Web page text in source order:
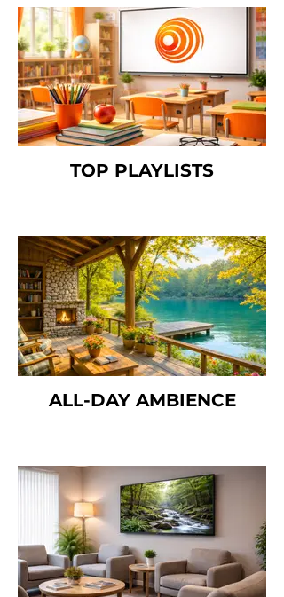
TOP PLAYLISTS
ALL-DAY AMBIENCE